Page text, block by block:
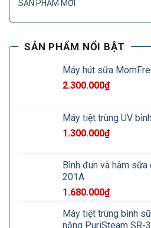
SẢN PHẨM MỚI
SẢN PHẨM NỔI BẬT
Máy hút sữa
2.300.000₫
Máy tiệt trùng UV
1.300.000₫
Bình đun và hâm sữa
201A
1.680.000₫
Máy tiệt trùng bình
năng PuriSteam SR-